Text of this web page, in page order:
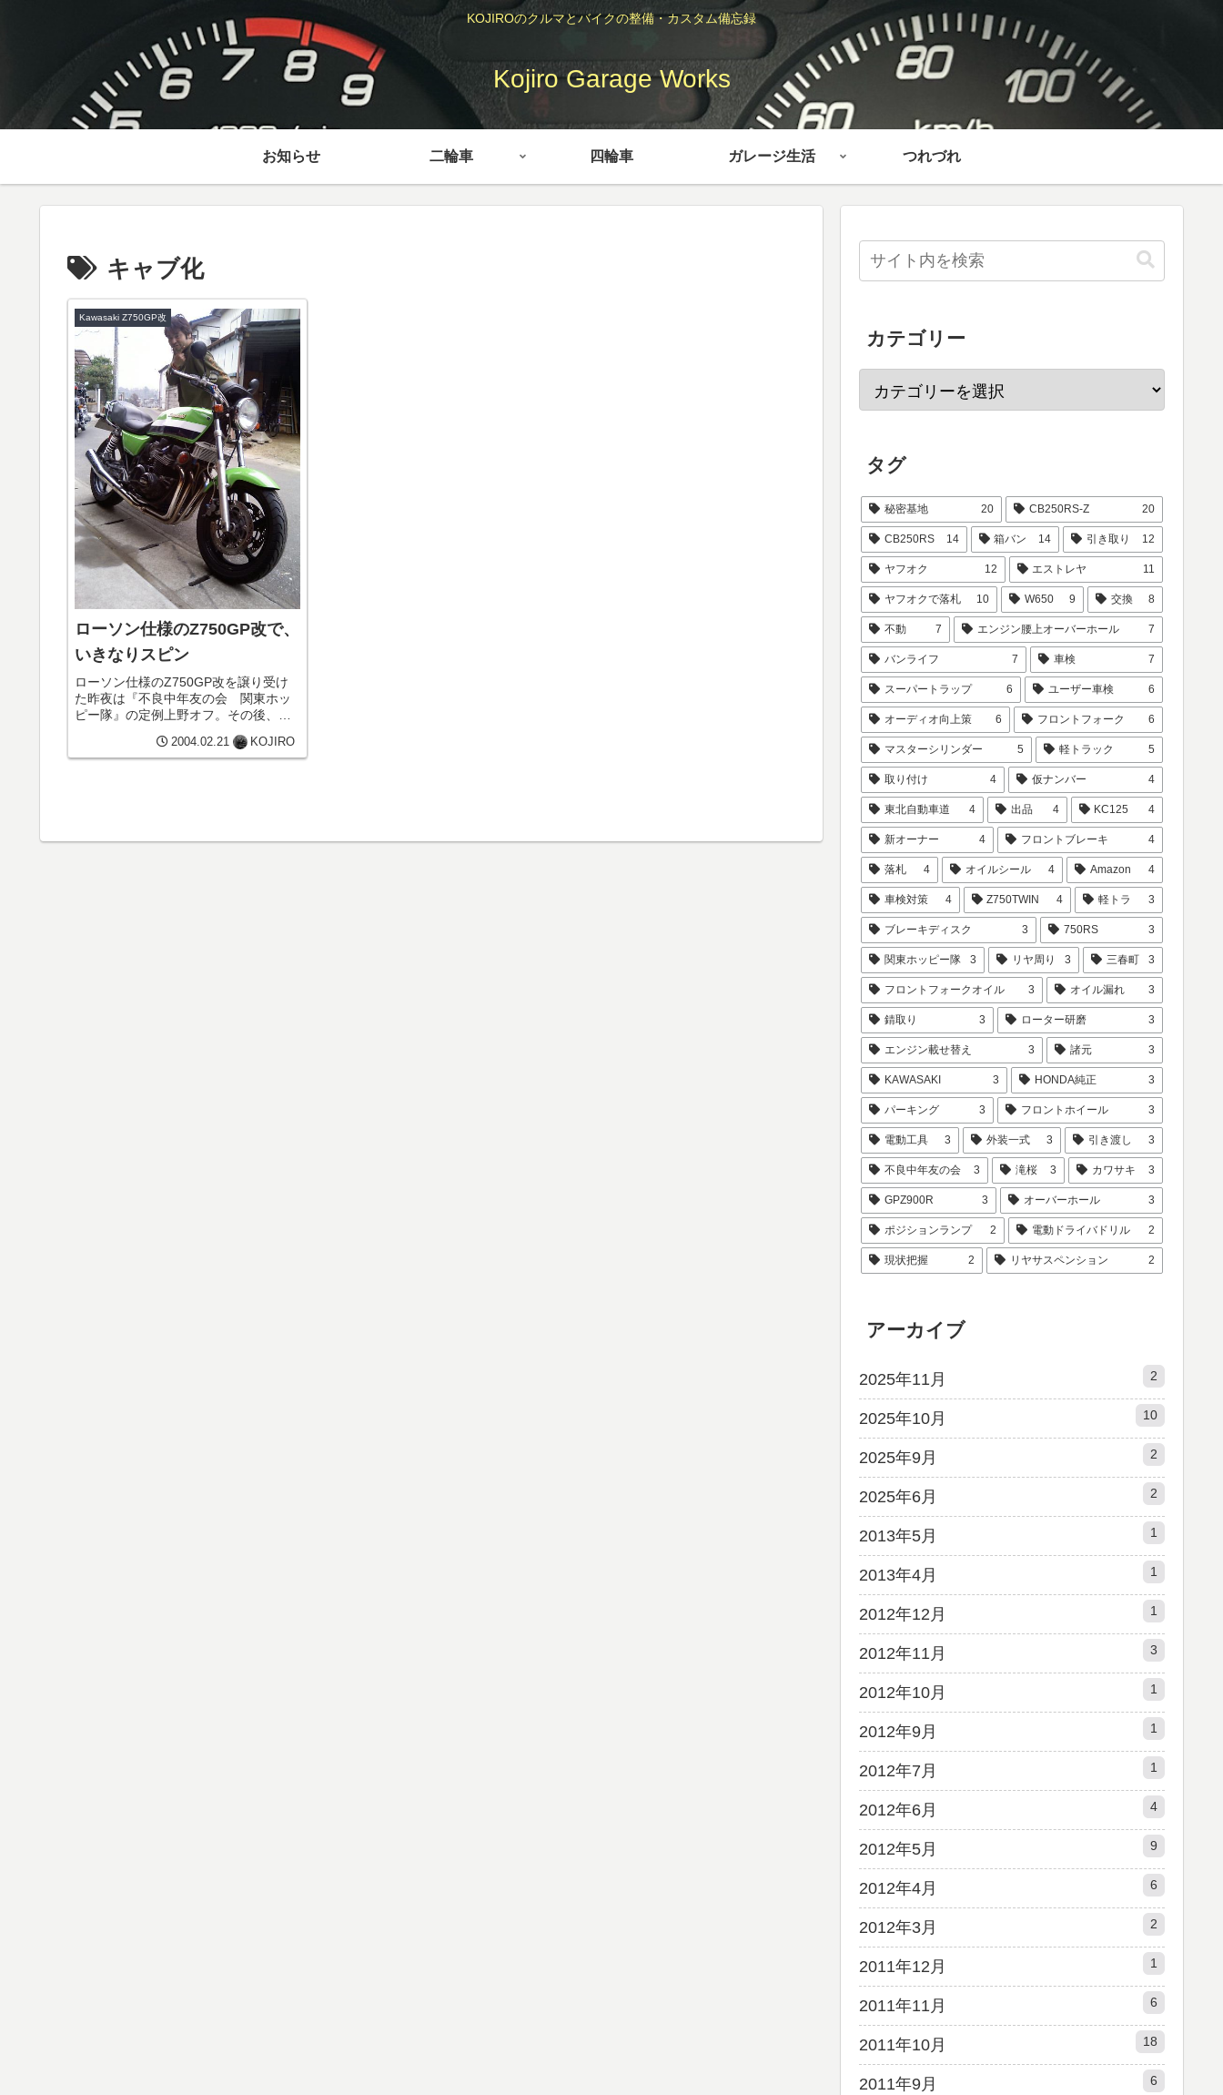
KOJIROのクルマとバイクの整備・カスタム備忘録
Kojiro Garage Works
お知らせ 二輪車 四輪車 ガレージ生活 つれづれ
キャブ化
Kawasaki Z750GP改
ローソン仕様のZ750GP改で、
いきなりスピン
ローソン仕様のZ750GP改を譲り受け
た昨夜は『不良中年友の会 関東ホッ
ピー隊』の定例上野オフ。その後、千
だき、翌日、譲っていただいたローソ
ン仕様のZ750GP改で自宅へ戻ること
2004.02.21 KOJIRO
カテゴリー
タグ
秘密基地 20 CB250RS-Z 20
CB250RS 14 箱バン 14 引き取り 12
ヤフオク 12 エストレヤ 11
ヤフオクで落札 10 W650 9 交換 8
不動 7 エンジン腰上オーバーホール 7
バンライフ 7 車検 7
スーパートラップ 6 ユーザー車検 6
オーディオ向上策 6 フロントフォーク 6
マスターシリンダー 5 軽トラック 5
取り付け 4 仮ナンバー 4
東北自動車道 4 出品 4 KC125 4
新オーナー 4 フロントブレーキ 4
落札 4 オイルシール 4 Amazon 4
車検対策 4 Z750TWIN 4 軽トラ 3
ブレーキディスク 3 750RS 3
関東ホッピー隊 3 リヤ周り 3 三春町 3
フロントフォークオイル 3 オイル漏れ 3
錆取り 3 ローター研磨 3
エンジン載せ替え 3 諸元 3
KAWASAKI 3 HONDA純正 3
パーキング 3 フロントホイール 3
電動工具 3 外装一式 3 引き渡し 3
不良中年友の会 3 滝桜 3 カワサキ 3
GPZ900R 3 オーバーホール 3
ポジションランプ 2 電動ドライバドリル 2
現状把握 2 リヤサスペンション 2
アーカイブ
2025年11月 2
2025年10月 10
2025年9月 2
2025年6月 2
2013年5月 1
2013年4月 1
2012年12月 1
2012年11月 3
2012年10月 1
2012年9月 1
2012年7月 1
2012年6月 4
2012年5月 9
2012年4月 6
2012年3月 2
2011年12月 1
2011年11月 6
2011年10月 18
2011年9月 6